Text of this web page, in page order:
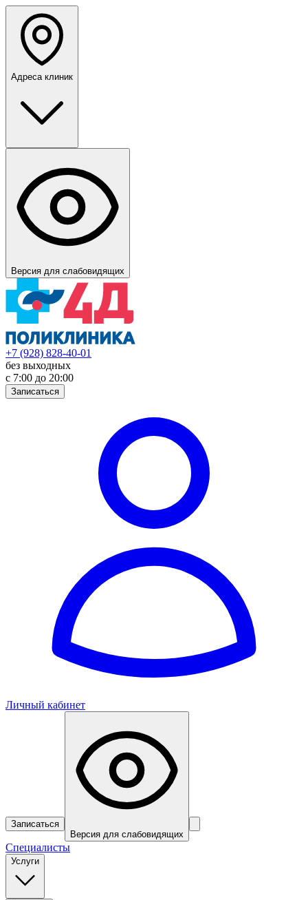
Адреса клиник
Версия для слабовидящих
+7 (928) 828-40-01
без выходных
с 7:00 до 20:00
Записаться
Личный кабинет
Записаться
Версия для слабовидящих
Специалисты
Услуги